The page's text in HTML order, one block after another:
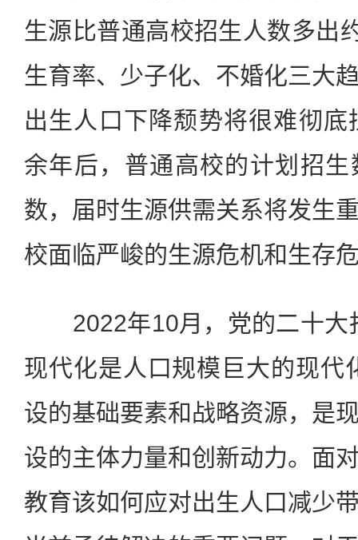
生源比普通高校招生人数多出
生育率、少子化、不婚化三大
出生人口下降颓势将很难彻
余年后，普通高校的计划招
数，届时生源供需关系将发生
校面临严峻的生源危机和生存
2022年10月，党的二十大
现代化是人口规模巨大的现代
设的基础要素和战略资源，是
设的主体力量和创新动力。面
教育该如何应对出生人口减少